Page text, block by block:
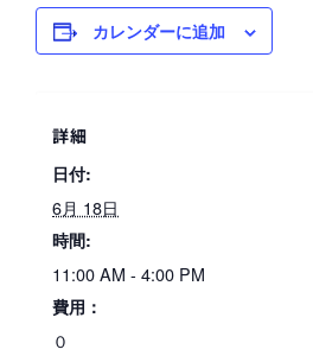
カレンダーに追加
詳細
日付:
6月 18日
時間:
11:00 AM - 4:00 PM
費用：
０